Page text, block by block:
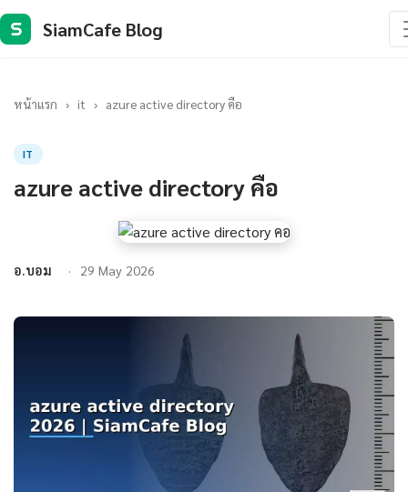
S SiamCafe Blog
หน้าแรก › it › azure active directory คือ
IT
azure active directory คือ
อ.บอม 29 May 2026